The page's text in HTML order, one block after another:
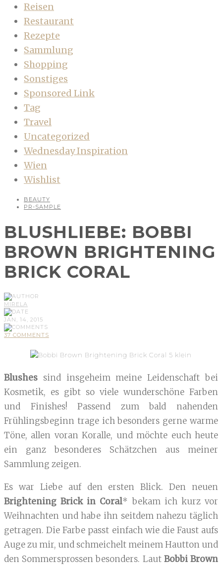
Reisen
Restaurant
Rezepte
Sammlung
Shopping
Sonstiges
Sponsored Link
Tag
Travel
Uncategorized
Wednesday Inspiration
Wien
Wishlist
BEAUTY
PR-SAMPLE
BLUSHLIEBE: BOBBI
BROWN BRIGHTENING
BRICK CORAL
MIRELA
JAN, 14, 2015
37 COMMENTS
Blushes sind insgeheim meine Leidenschaft bei
Kosmetik, es gibt so viele wunderschöne Farben
und Finishes! Passend zum bald nahenden
Frühlingsbeginn trage ich besonders gerne warme
Töne, allen voran Koralle, und möchte euch heute
ein ganz besonderes Schätzchen aus meiner
Sammlung zeigen.
Es war Liebe auf den ersten Blick. Den neuen
Brightening Brick in Coral* bekam ich kurz vor
Weihnachten und habe ihn seitdem nahezu täglich
getragen. Die Farbe passt einfach wie die Faust aufs
Auge zu mir, und schmeichelt meinem Hautton und
den Sommersprossen besonders. Laut Bobbi Brown